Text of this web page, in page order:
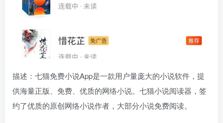
描述：七猫免费小说App是一款用户量庞大的小说软件，提
供海量正版、免费、优质的网络小说。七猫小说阅读器，签
约了优质的原创网络小说作者，大部分小说免费阅读。